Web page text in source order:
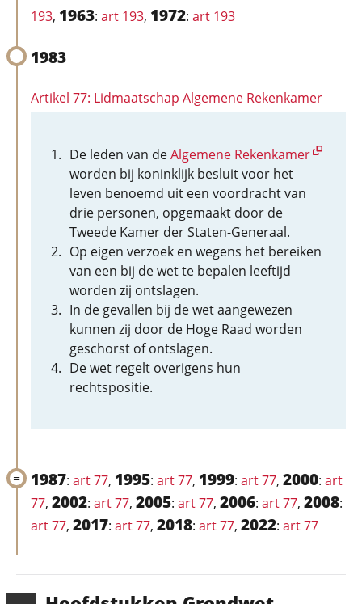
193, 1963: art 193, 1972: art 193
1983
Artikel 77: Lidmaatschap Algemene Rekenkamer
De leden van deAlgemene Rekenkamer
worden bij koninklijk besluit voor het
leven benoemd uit een voordracht van
drie personen, opgemaakt door de
Tweede Kamer der Staten-Generaal.
Op eigen verzoek en wegens het bereiken
van een bij de wet te bepalen leeftijd
worden zij ontslagen.
In de gevallen bij de wet aangewezen
kunnen zij door de Hoge Raad worden
geschorst of ontslagen.
De wet regelt overigens hun
rechtspositie.
1987: art 77, 1995: art 77, 1999: art 77, 2000: art
77, 2002: art 77, 2005: art 77, 2006: art 77, 2008:
art 77, 2017: art 77, 2018: art 77, 2022: art 77